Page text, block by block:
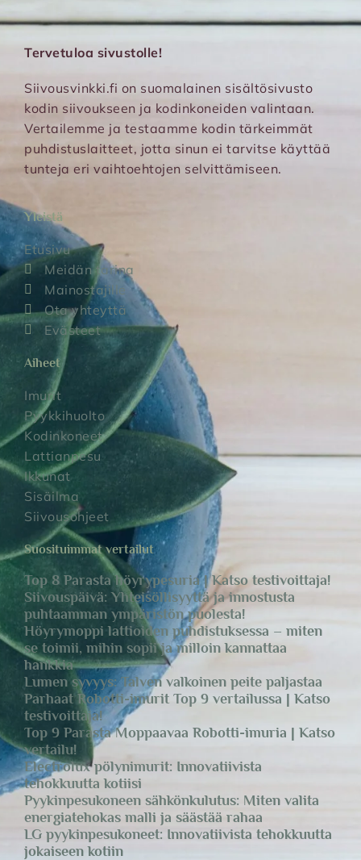
Tervetuloa sivustolle!
Siivousvinkki.fi on suomalainen sisältösivusto
kodin siivoukseen ja kodinkoneiden valintaan.
Vertailemme ja testaamme kodin tärkeimmät
puhdistuslaitteet, jotta sinun ei tarvitse käyttää
tunteja eri vaihtoehtojen selvittämiseen.
Yleistä
Etusivu
Meidän tarina
Mainostajille
Ota yhteyttä
Evästeet
Aiheet
Imurit
Pyykkihuolto
Kodinkoneet
Lattianpesu
Ikkunat
Sisäilma
Siivousohjeet
Suosituimmat vertailut
Top 8 Parasta höyrypesuria | Katso testivoittaja!
Siivouspäivä: Yhteisöllisyyttä ja innostusta
puhtaamman ympäristön puolesta!
Höyrymoppi lattioiden puhdistuksessa – miten
se toimii, mihin sopii ja milloin kannattaa
hankkia
Lumen syvyys: Talven valkoinen peite paljastaa
Parhaat Robotti-imurit Top 9 vertailussa | Katso
testivoittaja!
Top 9 Parasta Moppaavaa Robotti-imuria | Katso
vertailu!
Electrolux pölynimurit: Innovatiivista
tehokkuutta kotiisi
Pyykinpesukoneen sähkönkulutus: Miten valita
energiatehokas malli ja säästää rahaa
LG pyykinpesukoneet: Innovatiivista tehokkuutta
jokaiseen kotiin